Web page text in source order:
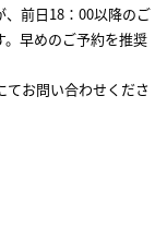
前日18：00以降のご
早めのご予約を推奨
お問い合わせくださ